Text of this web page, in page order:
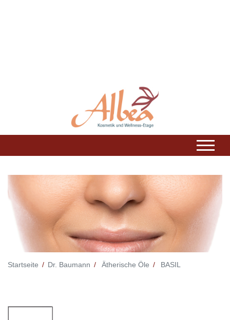
Startseite Dr. Baumann Ätherische Öle BASIL